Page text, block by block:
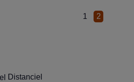
Page
1
Page
2
Distanciel